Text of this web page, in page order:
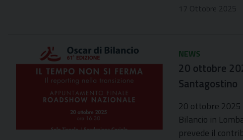
17 Ottobre 2025
NEWS
20 ottobre
Santagostino
20 ottobre 2025
Bilancio in
prevede il